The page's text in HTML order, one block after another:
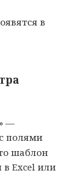
в
—
с полями
шаблон
в Excel или